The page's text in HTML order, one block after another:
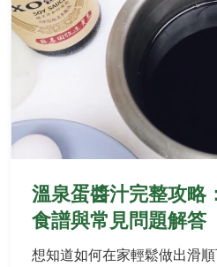
溫泉蛋醬汁完整攻略
食譜與常見問題解答
想知道如何在家輕鬆做出滑